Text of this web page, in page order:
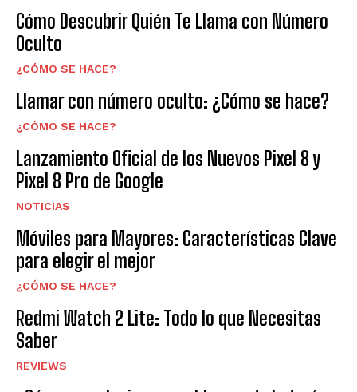
Cómo Descubrir Quién Te Llama con Número
Oculto
¿CÓMO SE HACE?
Llamar con número oculto: ¿Cómo se hace?
¿CÓMO SE HACE?
Lanzamiento Oficial de los Nuevos Pixel 8 y
Pixel 8 Pro de Google
NOTICIAS
Móviles para Mayores: Características Clave
para elegir el mejor
¿CÓMO SE HACE?
Redmi Watch 2 Lite: Todo lo que Necesitas
Saber
REVIEWS